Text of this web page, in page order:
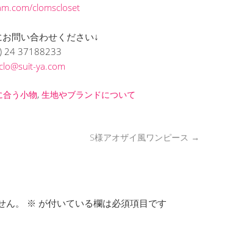
clomscloset
問い合わせください↓
24 37188233
ya.com
合う小物, 生地やブランドについて
S様アオザイ風ワンピース →
。 ※ が付いている欄は必須項目です